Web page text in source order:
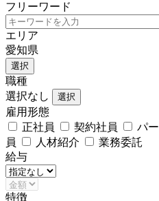
フリーワード
エリア
愛知県
選択
職種
選択なし
選択
雇用形態
正社員
契約社員 パ
員
人材紹介
業務委託
給与
特徴